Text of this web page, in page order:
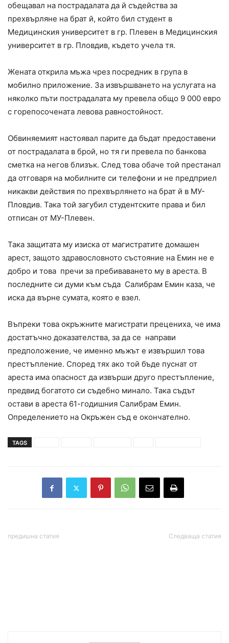
обещавал на пострадалата да й съдейства за
прехвърляне на брат й, който бил студент в
Медицинския университет в гр. Плевен в Медицинския
университет в гр. Пловдив, където учела тя.
Жената открила мъжа чрез посредник в група в
мобилно приложение. За извършването на услугата на
няколко пъти пострадалата му превела общо 9 000 евро
с горепосочената левова равностойност.
Обвиняемият настоявал парите да бъдат предоставени
от пострадалата в брой, но тя ги превела по банкова
сметка на негов близък. След това обаче той престанал
да отговаря на мобилните си телефони и не предприел
никакви действия по прехвърлянето на брат й в МУ-
Пловдив. Така той загубил студентските права и бил
отписан от МУ-Плевен.
Така защитата му изиска от магистратите домашен
арест, защото здравословното състояние на Емин не е
добро и това пречи за пребиваването му в ареста. В
последните си думи към съда Салибрам Емин каза, че
иска да върне сумата, която е взел.
Въпреки това окръжните магистрати прецениха, че има
достатъчно доказателства, за да се направи
предположение, че именно мъжът е извършил това
престъпление. Според тях ако той бъде пуснат от
ареста има опасност да извърши друго престъпление,
предвид богатото си съдебно минало. Така съдът
остави в ареста 61-годишния Салибрам Емин.
Определението на Окръжен съд е окончателно.
TAGS
предишна статия Следваща статия